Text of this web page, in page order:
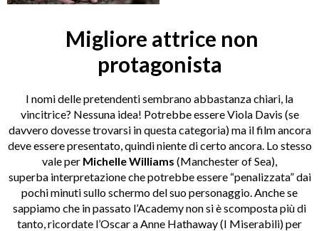
Migliore attrice non
protagonista
I nomi delle pretendenti sembrano abbastanza chiari, la
vincitrice? Nessuna idea! Potrebbe essere Viola Davis (se
davvero dovesse trovarsi in questa categoria) ma il film ancora
deve essere presentato, quindi niente di certo ancora. Lo stesso
vale per Michelle Williams (Manchester of Sea),
superba interpretazione che potrebbe essere “penalizzata” dai
pochi minuti sullo schermo del suo personaggio. Anche se
sappiamo che in passato l’Academy non si è scomposta più di
tanto, ricordate l’Oscar a Anne Hathaway (I Miserabili) per